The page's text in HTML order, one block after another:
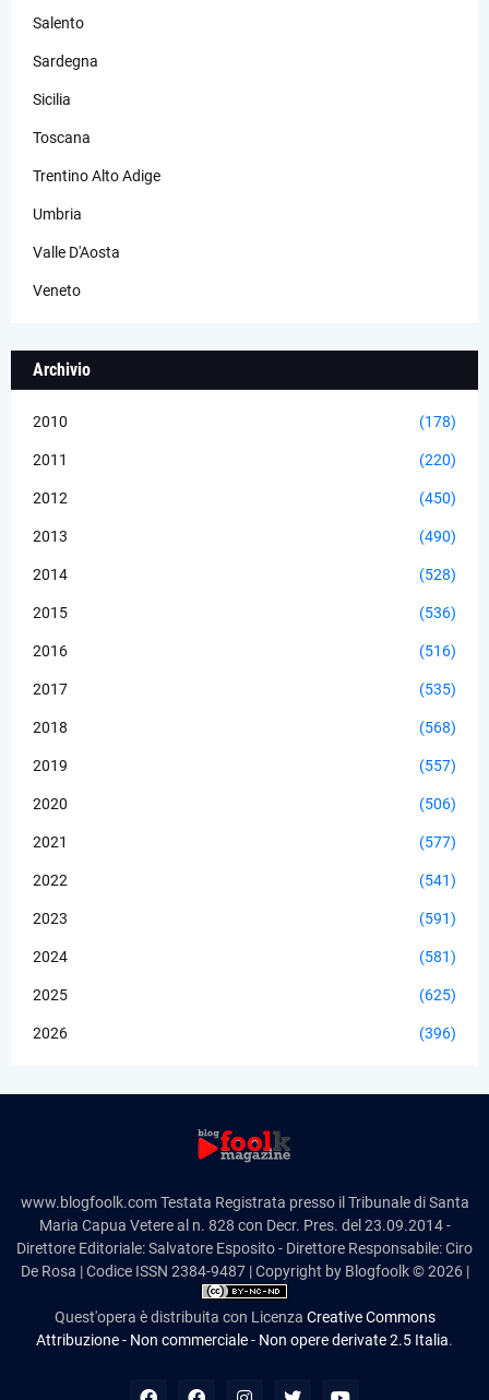
Salento
Sardegna
Sicilia
Toscana
Trentino Alto Adige
Umbria
Valle D'Aosta
Veneto
Archivio
2010 (178)
2011 (220)
2012 (450)
2013 (490)
2014 (528)
2015 (536)
2016 (516)
2017 (535)
2018 (568)
2019 (557)
2020 (506)
2021 (577)
2022 (541)
2023 (591)
2024 (581)
2025 (625)
2026 (396)
www.blogfoolk.com Testata Registrata presso il Tribunale di Santa
Maria Capua Vetere al n. 828 con Decr. Pres. del 23.09.2014 -
Direttore Editoriale: Salvatore Esposito - Direttore Responsabile: Ciro
De Rosa | Codice ISSN 2384-9487 | Copyright by Blogfoolk © 2026 |
Quest'opera è distribuita con Licenza Creative Commons
Attribuzione - Non commerciale - Non opere derivate 2.5 Italia.